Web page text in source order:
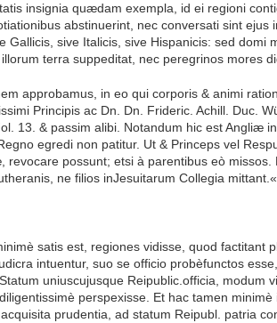
insignia quædam exempla, id ei regioni
abstinuerint, nec conversati sint ejus
Gallicis, sive Italicis, sive Hispanicis: sed domi
terra suppeditat, nec peregrinos mores
approbamus, in eo qui corporis & animi
Principis ac Dn. Dn. Frideric. Achill. Duc.
13. & passim alibi. Notandum hic est Angliæ
egredi non patitur. Ut & Princeps vel
revocare possunt; etsi à parentibus eò
ne filios inJesuitarum Collegia mittant.«
satis est, regiones vidisse, quod factitant
intuentur, suo se officio probèfunctos
uniuscujusque Reipublic.officia, modum
perspexisse. Et hac tamen
prudentia, ad statum Reipubl. patria